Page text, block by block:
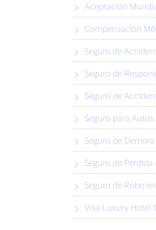
Aceptación
Compensación
Seguro de
Seguro de
Seguro de
Seguro para
Seguro de
Seguro de
Seguro de Robo
Visa Luxury Hotel